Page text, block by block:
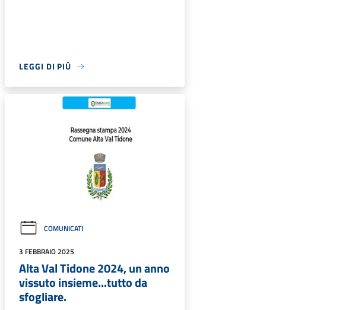
LEGGI DI PIÙ
COMUNICATI
3 FEBBRAIO 2025
Alta Val Tidone 2024, un anno
vissuto insieme...tutto da
sfogliare.